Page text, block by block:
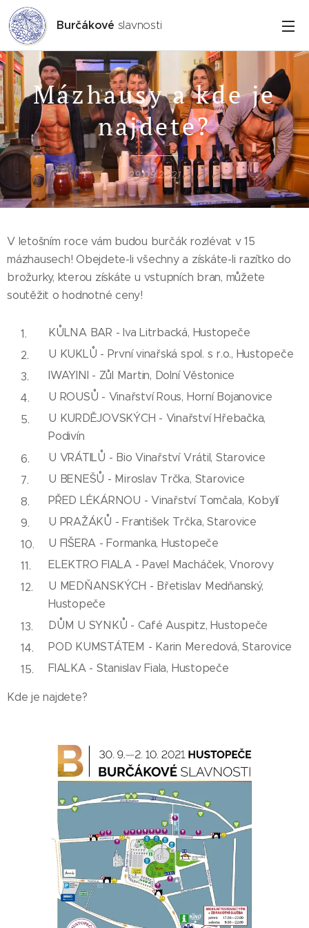
Burčákové slavnosti
Mázhausy a kde je
najdete?
29.09.2021
V letošním roce vám budou burčák rozlévat v 15
mázhausech! Obejdete-li všechny a získáte-li razítko do
brožurky, kterou získáte u vstupních bran, můžete
soutěžit o hodnotné ceny!
KŮLNA BAR - Iva Litrbacká, Hustopeče
U KUKLŮ - První vinařská spol. s r.o., Hustopeče
IWAYINI - Zůl Martin, Dolní Věstonice
U ROUSŮ - Vinařství Rous, Horní Bojanovice
U KURDĚJOVSKÝCH - Vinařství Hřebačka,
Podivín
U VRÁTILŮ - Bio Vinařství Vrátil, Starovice
U BENEŠŮ - Miroslav Trčka, Starovice
PŘED LÉKÁRNOU - Vinařství Tomčala, Kobylí
U PRAŽÁKŮ - František Trčka, Starovice
U FIŠERA - Formanka, Hustopeče
ELEKTRO FIALA - Pavel Macháček, Vnorovy
U MEDŇANSKÝCH - Břetislav Medňanský,
Hustopeče
DŮM U SYNKŮ - Café Auspitz, Hustopeče
POD KUMSTÁTEM - Karin Meredová, Starovice
FIALKA - Stanislav Fiala, Hustopeče
Kde je najdete?